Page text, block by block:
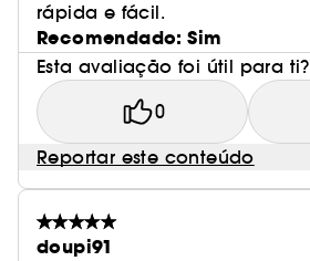
rápida e fácil.
Recomendado: Sim
Esta avaliação foi útil para ti?
0
Reportar este conteúdo
doupi91